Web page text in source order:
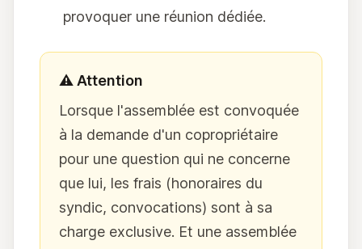
provoquer une réunion dédiée.
⚠️ Attention
Lorsque l'assemblée est convoquée
à la demande d'un copropriétaire
pour une question qui ne concerne
que lui, les frais (honoraires du
syndic, convocations) sont à sa
charge exclusive. Et une assemblée